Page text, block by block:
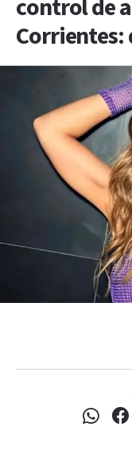
control de
Corrientes: